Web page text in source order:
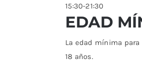
15:30-21:30
EDAD
La edad mínima
18 años.